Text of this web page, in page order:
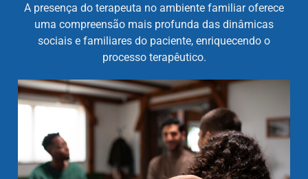
A presença do terapeuta no ambiente familiar oferece
uma compreensão mais profunda das dinâmicas
sociais e familiares do paciente, enriquecendo o
processo terapêutico.